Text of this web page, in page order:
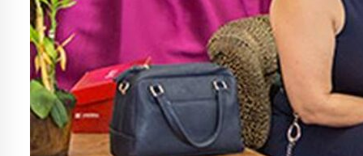
ANDREA BOTAS Y CALZADO
ANDREA BOTAS YOUTUBE
ANDREA CABALLERO
ANDREA CALZADO 2017
ANDREA CATALOGO ANDREA
ANDREA CATALOGO CD JUAREZ
ANDREA CATALOGO DEPORTIVO 2017
ANDREA CATALOGO TEENS
ANDREA CATALOGOS 2016
ANDREA CATÁLOGOS ANDREA
ANDREA CATALOGOS DIGITALES OTOÑO INVIERNO 2018
ANDREA CATALOGOS HOMBRE
ANDREA CATALOGOS MEXICO 2016
ANDREA CATALOGOS ONLINE
ANDREA CATALOGOS OTOÑO INVIERNO 2018 EN LINEA